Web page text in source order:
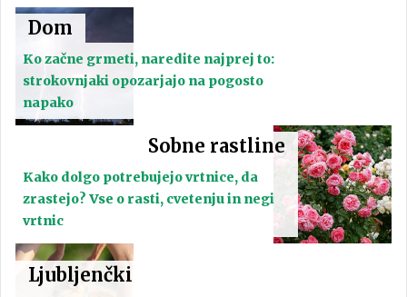
Dom
Ko začne grmeti, naredite najprej to:
strokovnjaki opozarjajo na pogosto
napako
Sobne rastline
Kako dolgo potrebujejo vrtnice, da
zrastejo? Vse o rasti, cvetenju in negi
vrtnic
Ljubljenčki